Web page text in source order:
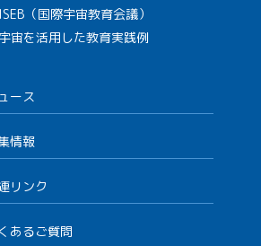
ISEB（国際宇宙教育会議）
宇宙を活用した教育実践例
ース
情報
リンク
あるご質問